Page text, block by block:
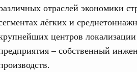
отраслей экономики
лёгких и
центров
– собственный
расширило перечень
от НДФЛ
2026 года